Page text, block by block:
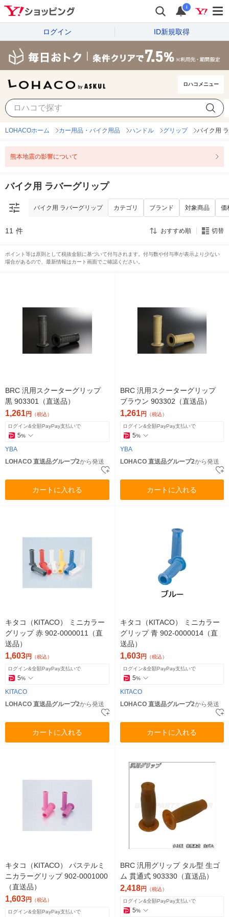
i
ログイン ID新規取得
ロハコメニュー
バイク用 ラバーグリップ 価
LOHACOホーム カー用品・バイク用品 ハンドル グリップ バイク用
熊本地震の影響について
バイク用 ラバーグリップ
バイク用 ラバーグリップ カテゴリ ブランド 対象商品 価
11 件 おすすめ順 切替
ポイント等は原則として税抜金額に基づいて付与されます。付与数や付与率が表示より少ない
場合があるので、最新情報はカート画面でご確認ください。
BRC 汎用スクーターグリップ
黒 903301（直送品）
1,261円 （税込）
ログイン&全額PayPay支払いで
5%
YBA
LOHACO 直送品グループ2から発送
カートに入れる
BRC 汎用スクーターグリップ
ブラウン 903302（直送品）
1,261円 （税込）
ログイン&全額PayPay支払いで
5%
YBA
LOHACO 直送品グループ2から発送
カートに入れる
キタコ（KITACO） ミニカラー
グリップ 赤 902-0000011（直
送品）
1,603円 （税込）
ログイン&全額PayPay支払いで
5%
KITACO
LOHACO 直送品グループ2から発送
カートに入れる
キタコ（KITACO） ミニカラー
グリップ 青 902-0000014（直
送品）
1,603円 （税込）
ログイン&全額PayPay支払いで
5%
KITACO
LOHACO 直送品グループ2から発送
カートに入れる
キタコ（KITACO） パステルミ
ニカラーグリップ 902-0001000
（直送品）
1,603円 （税込）
ログイン&全額PayPay支払いで
BRC 汎用グリップ タル型 生ゴ
ム 貫通式 903330（直送品）
2,418円 （税込）
ログイン&全額PayPay支払いで
5%